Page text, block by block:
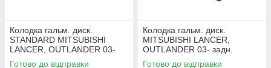
Колодка гальм. диск.
STANDARD MITSUBISHI
LANCER, OUTLANDER 03-
задн. (RIDER) RD.24014STD
Готово до відправки
Колодка гальм. диск.
MITSUBISHI LANCER,
OUTLANDER 03- задн.
(RIDER) RD.3323.DB3341
Готово до відправки